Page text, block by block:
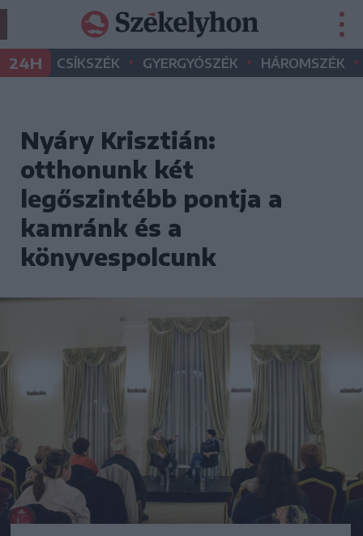
24H CSÍKSZÉK • GYERGYÓSZÉK • HÁROMSZÉK •
Nyáry Krisztián:
otthonunk két
legőszintébb pontja a
kamránk és a
könyvespolcunk